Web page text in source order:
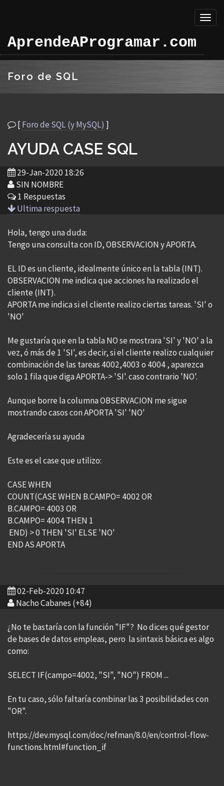
AprendeAProgramar.com
Foro de SQL
[Foro de SQL (y MySQL) ]
AYUDA CASE SQL
29-Jan-2020 18:26
SIN NOMBRE
1 Respuestas
Ultima respuesta
Hola, tengo una duda:
Tengo una consulta con ID, OBSERVACION y APORTA.
EL ID es un cliente, idealmente único en la tabla (INT).
OBSERVACION me indica que acciones ha realizado el
cliente (INT).
APORTA me indica si el cliente realizo ciertas tareas. 'SI' o
'NO'
Me gustaría que en la tabla NO se mostrara 'SI' y 'NO' a la
vez, ó más de 1 'SI', es decir, si el cliente realizo cualquier
combinación de las tareas 4002,4003 o 4004 , aparezca
solo 1 fila que diga APORTA-> 'SI'. caso contrario 'NO'.
Aunque borre la columna OBSERVACION me sigue
mostrando casos con APORTA 'SI' 'NO'
Agradecería su ayuda
Este es el case que utilizo:
CASE WHEN
COUNT(CASE WHEN B.CAMPO= 4002 OR
B.CAMPO= 4003 OR
B.CAMPO= 4004 THEN 1
END) > 0 THEN 'SI' ELSE 'NO'
END AS APORTA
02-Feb-2020 10:47
Nacho Cabanes (+84)
¿No te bastaría con la función "IF"? No dices qué gestor
de bases de datos empleas, pero la sintaxis básica es algo
como:
SELECT IF(campo=4002, "SI", "NO") FROM ...
En tu caso, sólo faltaría combinar las 3 posibilidades con
"OR".
https://dev.mysql.com/doc/refman/8.0/en/control-flow-
functions.html#function_if